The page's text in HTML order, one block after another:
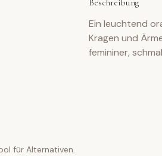
Beschreibung
Ein leuchtend
Kragen und
femininer,
für Alternativen.